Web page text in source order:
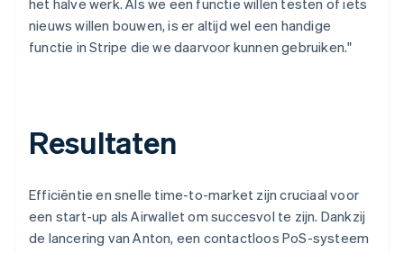
nieuws willen bouwen, is er altijd wel een handige
functie in Stripe die we daarvoor kunnen gebruiken."
Resultaten
Efficiëntie en snelle time-to-market zijn cruciaal voor
een start-up als Airwallet om succesvol te zijn. Dankzij
de lancering van Anton, een contactloos PoS-systeem